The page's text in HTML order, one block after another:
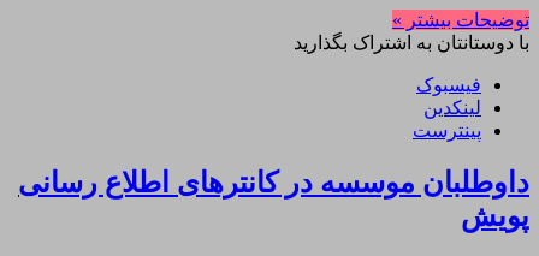
توضیحات بیشتر »
با دوستانتان به اشتراک بگذارید
فیسبوک
لینکدین
پینترست
داوطلبان موسسه در کانترهای اطلاع رسانی
پویش